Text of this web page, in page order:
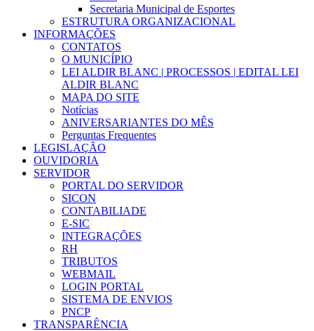
Secretaria Municipal de Esportes
ESTRUTURA ORGANIZACIONAL
INFORMAÇÕES
CONTATOS
O MUNICÍPIO
LEI ALDIR BLANC | PROCESSOS | EDITAL LEI
ALDIR BLANC
MAPA DO SITE
Notícias
ANIVERSARIANTES DO MÊS
Perguntas Frequentes
LEGISLAÇÃO
OUVIDORIA
SERVIDOR
PORTAL DO SERVIDOR
SICON
CONTABILIADE
E-SIC
INTEGRAÇÕES
RH
TRIBUTOS
WEBMAIL
LOGIN PORTAL
SISTEMA DE ENVIOS
PNCP
TRANSPARÊNCIA